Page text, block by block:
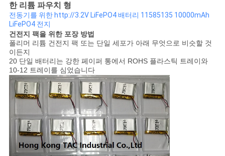
한 리튬 파우치 형
전동기를 위한 http://3.2V LiFePO4 배터리 11585135 10000mAh
LiFePO4 전지
건전지 팩을 위한 포장 방법
폴리머 리튬 건전지 팩 또는 단일 세포가 아래 무엇으로 비슷할 것
이든지
20 단일 배터리는 강한 페이퍼 통에서 ROHS 플라스틱 트레이와
10-12 트레이를 심었습니다